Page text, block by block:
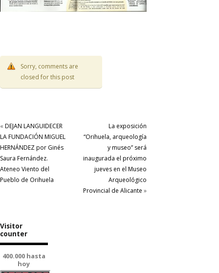
Sorry, comments are
closed for this post
« DEJAN LANGUIDECER
LA FUNDACIÓN MIGUEL
HERNÁNDEZ por Ginés
Saura Fernández.
Ateneo Viento del
Pueblo de Orihuela
La exposición
“Orihuela, arqueología
y museo” será
inaugurada el próximo
jueves en el Museo
Arqueológico
Provincial de Alicante »
Visitor
counter
400.000 hasta
hoy